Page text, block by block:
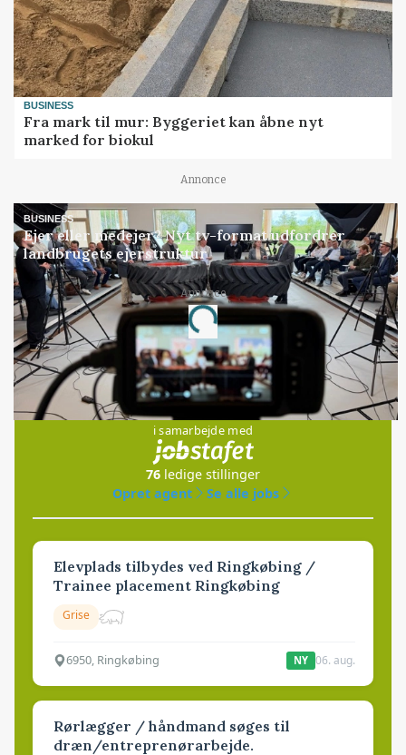
BUSINESS
Fra mark til mur: Byggeriet kan åbne nyt
marked for biokul
Annonce
BUSINESS
Ejer eller medejer? Nyt tv-format udfordrer
landbrugets ejerstruktur
Annonce
Loading...
Jobs
i samarbejde med
76 ledige stillinger
Opret agent
Se alle jobs
Elevplads tilbydes ved Ringkøbing /
Trainee placement Ringkøbing
Grise
6950, Ringkøbing NY 06. aug.
Rørlægger / håndmand søges til
dræn/entreprenørarbejde.